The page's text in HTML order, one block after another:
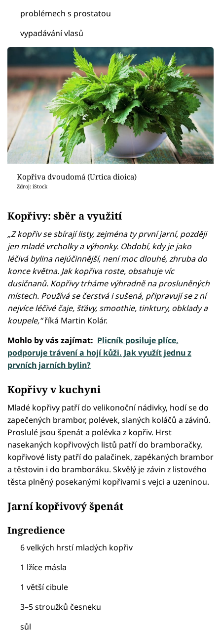
problémech s prostatou
vypadávání vlasů
Kopřiva dvoudomá (Urtica dioica)
Zdroj: iStock
Kopřivy: sběr a využití
„Z kopřiv se sbírají listy, zejména ty první jarní, později
jen mladé vrcholky a výhonky. Období, kdy je jako
léčivá bylina nejúčinnější, není moc dlouhé, zhruba do
konce května. Jak kopřiva roste, obsahuje víc
dusičnanů. Kopřivy trháme výhradně na prosluněných
místech. Používá se čerstvá i sušená, připravují se z ní
nejvíce léčivé čaje, šťávy, smoothie, tinktury, obklady a
koupele,“říká Martin Kolár.
Mohlo by vás zajímat: Plicník posiluje plíce,
podporuje trávení a hojí kůži. Jak využít jednu z
prvních jarních bylin?
Kopřivy v kuchyni
Mladé kopřivy patří do velikonoční nádivky, hodí se do
zapečených brambor, polévek, slaných koláčů a závinů.
Proslulé jsou špenát a polévka z kopřiv. Hrst
nasekaných kopřivových listů patří do bramboračky,
kopřivové listy patří do palačinek, zapékaných brambor
a těstovin i do bramboráku. Skvělý je závin z listového
těsta plněný posekanými kopřivami s vejci a uzeninou.
Jarní kopřivový špenát
Ingredience
6 velkých hrstí mladých kopřiv
1 lžíce másla
1 větší cibule
3–5 stroužků česneku
sůl